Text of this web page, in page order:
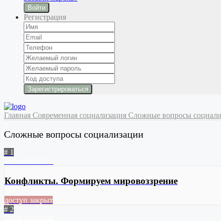
Войти
Регистрация
Главная Современная социализация Сложные вопросы
Сложные вопросы социализации
# 1
Конфликты. Формируем мировоззрение
доступ закрыт
# 2